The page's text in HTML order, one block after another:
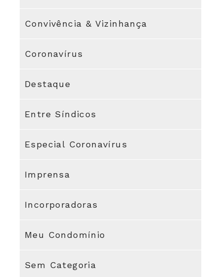
Convivência & Vizinhança
Coronavírus
Destaque
Entre Síndicos
Especial Coronavírus
Imprensa
Incorporadoras
Meu Condomínio
Sem Categoria